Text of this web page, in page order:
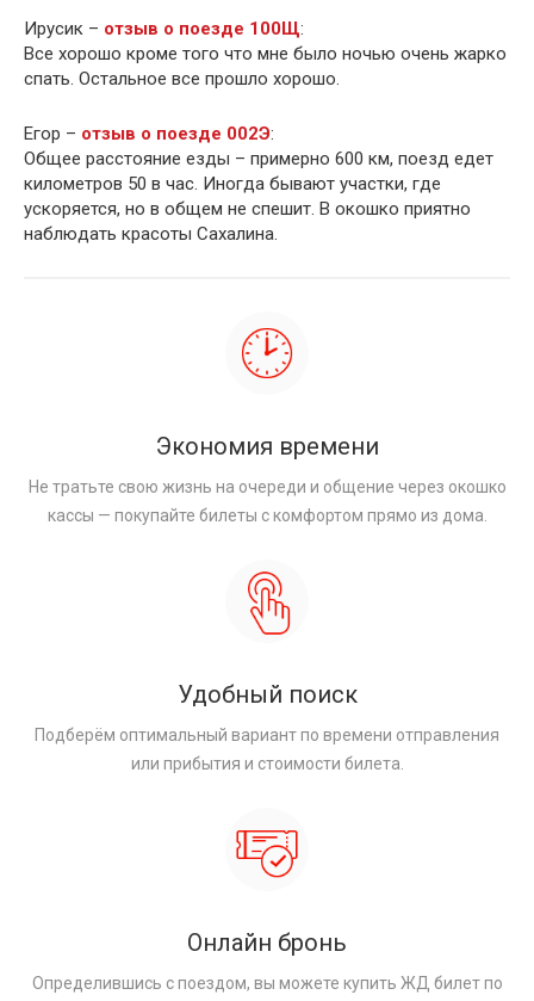
Ирусик – отзыв о поезде 100Щ:
Все хорошо кроме того что мне было ночью очень жарко
спать. Остальное все прошло хорошо.
Егор – отзыв о поезде 002Э:
Общее расстояние езды – примерно 600 км, поезд едет
километров 50 в час. Иногда бывают участки, где
ускоряется, но в общем не спешит. В окошко приятно
наблюдать красоты Сахалина.
Экономия времени
Не тратьте свою жизнь на очереди и общение через окошко
кассы — покупайте билеты с комфортом прямо из дома.
Удобный поиск
Подберём оптимальный вариант по времени отправления
или прибытия и стоимости билета.
Онлайн бронь
Определившись с поездом, вы можете купить ЖД билет по